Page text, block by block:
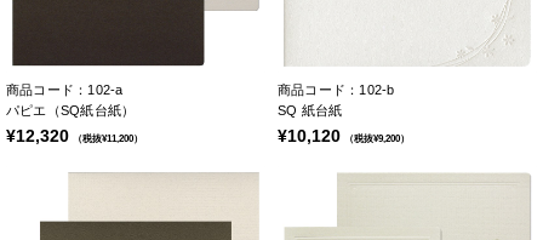
商品コード：102-a
パピエ（SQ紙台紙）
¥12,320 （税抜¥11,200）
商品コード：102-b
SQ 紙台紙
¥10,120 （税抜¥9,200）